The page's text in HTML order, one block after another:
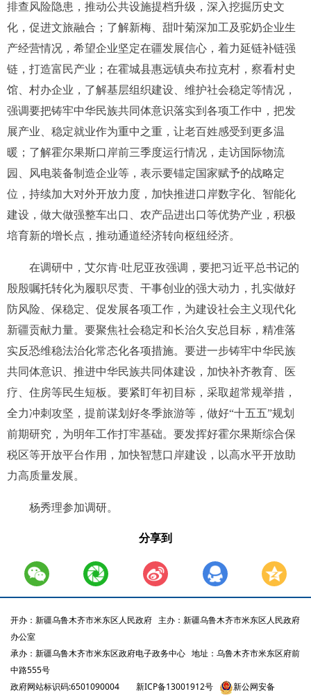
排查风险隐患，推动公共设施提档升级，深入挖掘历史文
化，促进文旅融合；了解新梅、甜叶菊深加工及驼奶企业生
产经营情况，希望企业坚定在疆发展信心，着力延链补链强
链，打造富民产业；在霍城县惠远镇央布拉克村，察看村史
馆、村办企业，了解基层组织建设、维护社会稳定等情况，
强调要把铸牢中华民族共同体意识落实到各项工作中，把发
展产业、稳定就业作为重中之重，让老百姓感受到更多温
暖；了解霍尔果斯口岸前三季度运行情况，走访国际物流
园、风电装备制造企业等，表示要锚定国家赋予的战略定
位，持续加大对外开放力度，加快推进口岸数字化、智能化
建设，做大做强整车出口、农产品进出口等优势产业，积极
培育新的增长点，推动通道经济转向枢纽经济。
在调研中，艾尔肯·吐尼亚孜强调，要把习近平总书记的
殷殷嘱托转化为履职尽责、干事创业的强大动力，扎实做好
防风险、保稳定、促发展各项工作，为建设社会主义现代化
新疆贡献力量。要聚焦社会稳定和长治久安总目标，精准落
实反恐维稳法治化常态化各项措施。要进一步铸牢中华民族
共同体意识、推进中华民族共同体建设，加快补齐教育、医
疗、住房等民生短板。要紧盯年初目标，采取超常规举措，
全力冲刺攻坚，提前谋划好冬季旅游等，做好“十五五”规划
前期研究，为明年工作打牢基础。要发挥好霍尔果斯综合保
税区等开放平台作用，加快智慧口岸建设，以高水平开放助
力高质量发展。
杨秀理参加调研。
分享到
开办：新疆乌鲁木齐市米东区人民政府 主办：新疆乌鲁木齐市米东区人民政府
办公室
承办：新疆乌鲁木齐市米东区政府电子政务中心 地址：乌鲁木齐市米东区府前
中路555号
政府网站标识码:6501090004
新ICP备13001912号
新公网安备